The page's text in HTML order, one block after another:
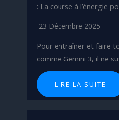
: La course à l’énergie
23 Décembre 2025
Pour entraîner et faire
comme Gemini 3, il ne
LIRE LA SUITE